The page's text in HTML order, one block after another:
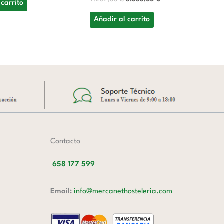
Añadir al carrito
Contacto
658 177 599
Email: info@mercanethosteleria.com